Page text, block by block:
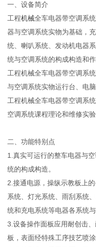
一、设备简介
工程机械全车电器带空调系
器与空调系统实物为基础，
统、喇叭系统、发动机电器
统与空调系统的构成构造和作
工程机械全车电器带空调系
与空调系统实物运行台、电
工程机械全车电器带空调系
空调系统课程理论和维修实验
二、功能特别点
1.真实可运行的整车电器与
统的构成构造。
2.接通电源，操纵示教板上
系统、灯光系统、雨刮系统
统和充电系统等电器各系统
3.设备操作面板应用耐创击
板，表面经特殊工序技艺喷